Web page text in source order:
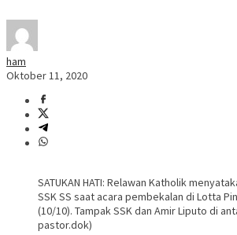
ham
Oktober 11, 2020
SATUKAN HATI: Relawan Katholik
SSK SS saat acara pembekalan di Lotta
(10/10). Tampak SSK dan Amir Liputo di
pastor.dok)